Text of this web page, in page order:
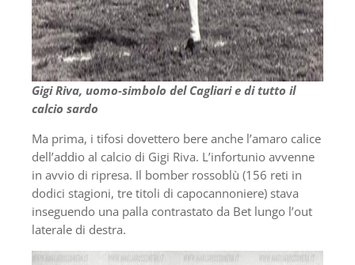
Gigi Riva, uomo-simbolo del Cagliari e di tutto il
calcio sardo
Ma prima, i tifosi dovettero bere anche l’amaro calice
dell’addio al calcio di Gigi Riva. L’infortunio avvenne
in avvio di ripresa. Il bomber rossoblù (156 reti in
dodici stagioni, tre titoli di capocannoniere) stava
inseguendo una palla contrastato da Bet lungo l’out
laterale di destra.